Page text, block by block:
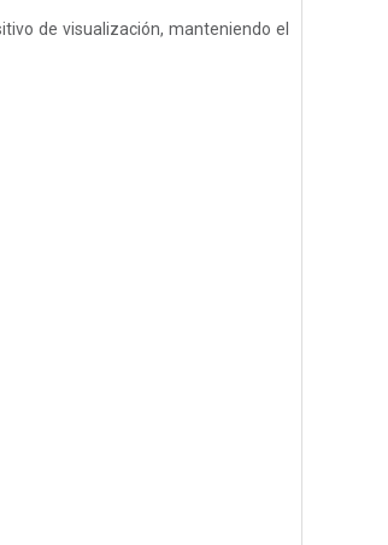
de visualización, manteniendo el